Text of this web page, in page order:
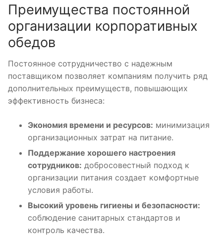
Преимущества постоянной
организации корпоративных
обедов
Постоянное сотрудничество с надежным
поставщиком позволяет компаниям получить ряд
дополнительных преимуществ, повышающих
эффективность бизнеса:
Экономия времени и ресурсов: минимизация
организационных затрат на питание.
Поддержание хорошего настроения
сотрудников: добросовестный подход к
организации питания создает комфортные
условия работы.
Высокий уровень гигиены и безопасности:
соблюдение санитарных стандартов и
контроль качества.